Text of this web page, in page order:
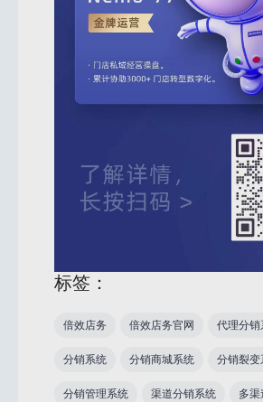
标签：
倍效店务 倍效店务官网 代理分销
分销系统 分销商城系统 分销裂变
分销管理系统 渠道分销系统 多